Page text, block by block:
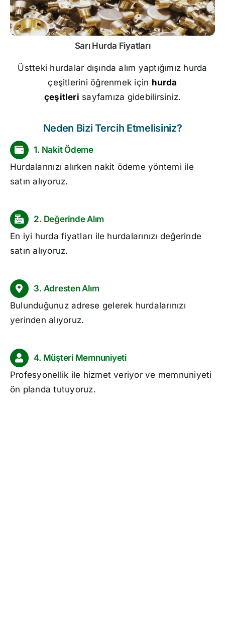
Sarı Hurda Fiyatları
Üstteki hurdalar dışında alım yaptığımız hurda
çeşitlerini öğrenmek için hurda
çeşitleri sayfamıza gidebilirsiniz.
Neden Bizi Tercih Etmelisiniz?
1. Nakit Ödeme
Hurdalarınızı alırken nakit ödeme yöntemi ile
satın alıyoruz.
2. Değerinde Alım
En iyi hurda fiyatları ile hurdalarınızı değerinde
satın alıyoruz.
3. Adresten Alım
Bulunduğunuz adrese gelerek hurdalarınızı
yerinden alıyoruz.
4. Müşteri Memnuniyeti
Profesyonellik ile hizmet veriyor ve memnuniyeti
ön planda tutuyoruz.